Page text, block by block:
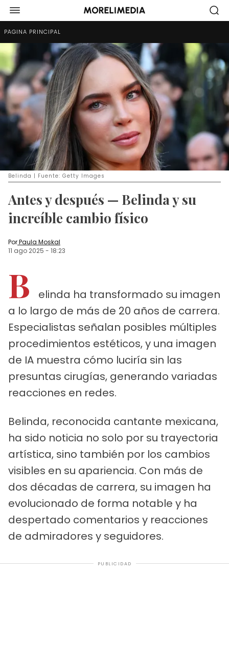
PÁGINA PRINCIPAL
Belinda | Fuente: Getty Images
Antes y después — Belinda y su
increíble cambio físico
PorPaula Moskal
11 ago 2025 - 18:23
B
elinda ha transformado su imagen
a lo largo de más de 20 años de carrera.
Especialistas señalan posibles múltiples
procedimientos estéticos, y una imagen
de IA muestra cómo luciría sin las
presuntas cirugías, generando variadas
reacciones en redes.
Belinda, reconocida cantante mexicana,
ha sido noticia no solo por su trayectoria
artística, sino también por los cambios
visibles en su apariencia. Con más de
dos décadas de carrera, su imagen ha
evolucionado de forma notable y ha
despertado comentarios y reacciones
de admiradores y seguidores.
PUBLICIDAD